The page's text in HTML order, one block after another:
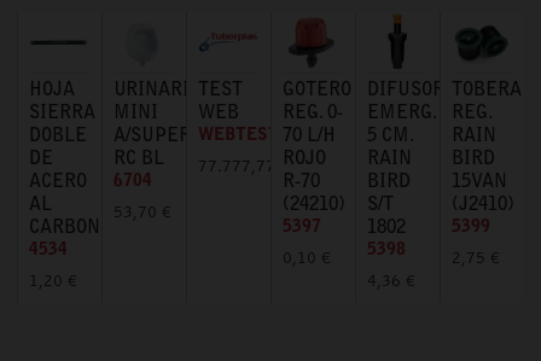
HOJA
SIERRA
DOBLE
DE
ACERO
AL
CARBONO
4534
1,20 €
URINARIO
MINI
A/SUPERIOR
RC BL
6704
53,70 €
TEST
WEB
WEBTEST
77.777,77 €
GOTERO
REG. 0-
70 L/H
ROJO
R-70
(24210)
5397
0,10 €
DIFUSOR
EMERG.
5 CM.
RAIN
BIRD
S/T
1802
5398
4,36 €
TOBERA
REG.
RAIN
BIRD
15VAN
(J2410)
5399
2,75 €